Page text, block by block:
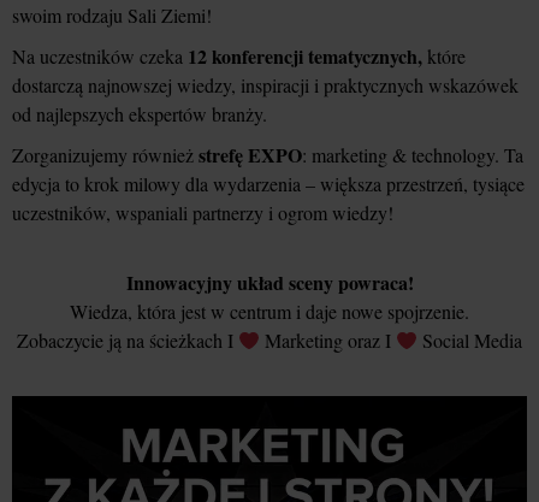
swoim rodzaju Sali Ziemi!
Na uczestników czeka 12 konferencji tematycznych, które
dostarczą najnowszej wiedzy, inspiracji i praktycznych wskazówek
od najlepszych ekspertów branży.
Zorganizujemy równieżstrefę EXPO: marketing & technology. Ta
edycja to krok milowy dla wydarzenia – większa przestrzeń, tysiące
uczestników, wspaniali partnerzy i ogrom wiedzy!
Innowacyjny układ sceny powraca!
Wiedza, która jest w centrum i daje nowe spojrzenie.
Zobaczycie ją na ścieżkach I
Marketing oraz I Social Media